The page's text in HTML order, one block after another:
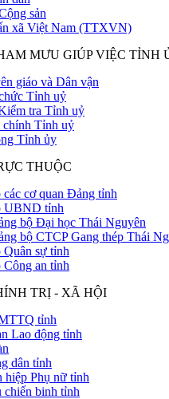
sản
xã Việt Nam (TTXVN)
MƯU GIÚP VIỆC TỈNH
giáo và Dân vận
Tỉnh uỷ
tra Tỉnh uỷ
Tỉnh uỷ
Tỉnh ủy
THUỘC
cơ quan Đảng tỉnh
UBND tỉnh
bộ Đại học Thái Nguyên
bộ CTCP Gang thép Thái
sự tỉnh
an tỉnh
TRỊ - XÃ HỘI
tỉnh
Lao động tỉnh
dân tỉnh
hiệp Phụ nữ tỉnh
binh tỉnh